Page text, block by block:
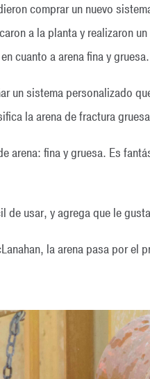
comprar un nuevo
a la planta y realizaron
cuanto a arena fina y gruesa.
un sistema personalizado
la arena de fractura
arena: fina y gruesa. Es
de usar, y agrega que le
la arena pasa por